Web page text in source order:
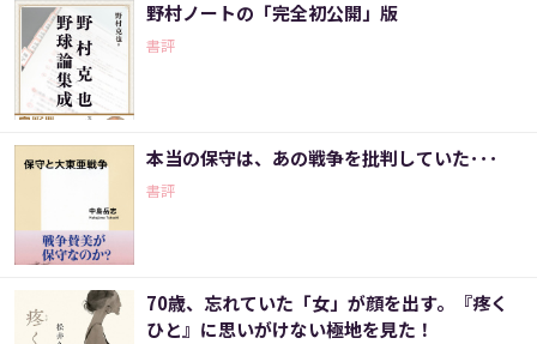
野村ノートの「完全初公開」版
書評
本当の保守は、あの戦争を批判していた･･･
書評
70歳、忘れていた「女」が顔を出す。『疼く
ひと』に思いがけない極地を見た！